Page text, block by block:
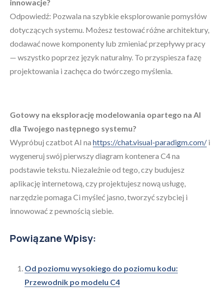
innowacje?
Odpowiedź: Pozwala na szybkie eksplorowanie pomysłów
dotyczących systemu. Możesz testować różne architektury,
dodawać nowe komponenty lub zmieniać przepływy pracy
— wszystko poprzez język naturalny. To przyspiesza fazę
projektowania i zachęca do twórczego myślenia.
Gotowy na eksplorację modelowania opartego na AI
dla Twojego następnego systemu?
Wypróbuj czatbot AI na https://chat.visual-paradigm.com/ i
wygeneruj swój pierwszy diagram kontenera C4 na
podstawie tekstu. Niezależnie od tego, czy budujesz
aplikację internetową, czy projektujesz nową usługę,
narzędzie pomaga Ci myśleć jasno, tworzyć szybciej i
innowować z pewnością siebie.
Powiązane Wpisy:
Od poziomu wysokiego do poziomu kodu:
Przewodnik po modelu C4